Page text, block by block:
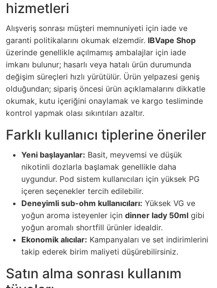
hizmetleri
Alışveriş sonrası müşteri memnuniyeti için iade ve
garanti politikalarını okumak elzemdir. IBVape Shop
üzerinde genellikle açılmamış ambalajlar için iade
imkanı bulunur; hasarlı veya hatalı ürün durumunda
değişim süreçleri hızlı yürütülür. Ürün yelpazesi geniş
olduğundan; sipariş öncesi ürün açıklamalarını dikkatle
okumak, kutu içeriğini onaylamak ve kargo tesliminde
kontrol yapmak olası sıkıntıları azaltır.
Farklı kullanıcı tiplerine öneriler
Yeni başlayanlar: Basit, meyvemsi ve düşük
nikotinli dozlarla başlamak genellikle daha
uygundur. Pod sistem kullanıcıları için yüksek PG
içeren seçenekler tercih edilebilir.
Deneyimli sub-ohm kullanıcıları: Yüksek VG ve
yoğun aroma isteyenler için dinner lady 50ml gibi
yoğun aromalı shortfill ürünler idealdir.
Ekonomik alıcılar: Kampanyaları ve set indirimlerini
takip ederek birim maliyeti düşürebilirsiniz.
Satın alma sonrası kullanım